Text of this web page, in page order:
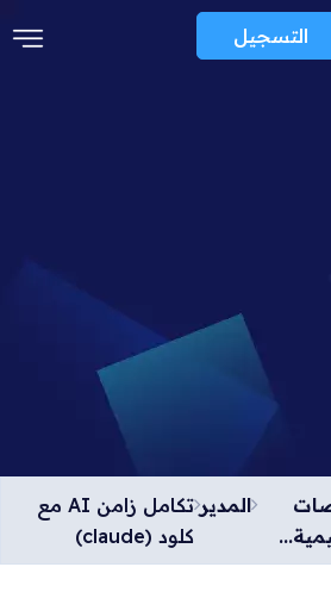
التسجيل
المدير
تكامل زامن AI مع
كلود (claude)